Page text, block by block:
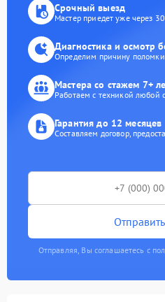
Срочный выезд
Мастер приедет уже через
Диагностика и осмотр
Определим причину поломки
Мастера со стажем 7+
Работаем с техникой любой
Гарантия до 12 месяцев
Составляем договор,
Отправляя, Вы соглашаетесь с